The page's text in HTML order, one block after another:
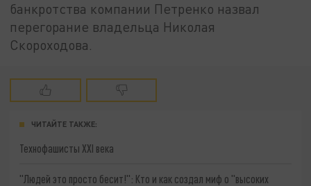
банкротства компании Петренко назвал
перегорание владельца Николая
Скороходова.
ЧИТАЙТЕ ТАКЖЕ:
Технофашисты XXI века
"Людей это просто бесит!": Кто и как создал миф о "высоких